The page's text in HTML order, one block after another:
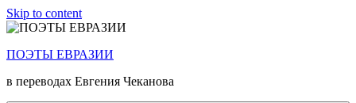
Skip to content
ПОЭТЫ ЕВРАЗИИ
в переводах Евгения Чеканова